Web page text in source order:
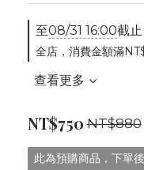
至08/31 16:00截止
全店，消費金額滿
查看更多
NT$750 NT$880
此為預購商品，下單